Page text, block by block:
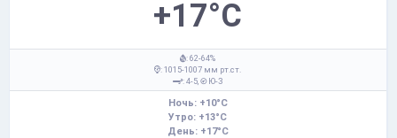
+17°C
: 62-64%
: 1015-1007 мм рт.ст.
: 4-5,
Ю-З
Ночь: +10°C
Утро: +13°C
День: +17°C